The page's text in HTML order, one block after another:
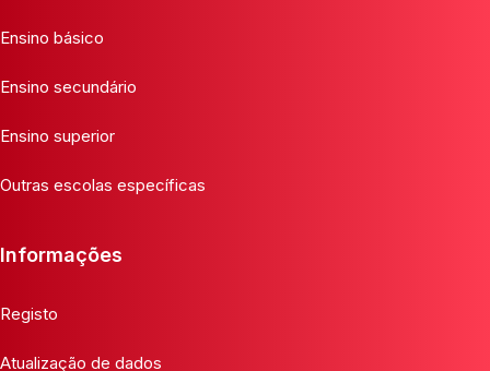
Ensino básico
Ensino secundário
Ensino superior
Outras escolas específicas
Informações
Registo
Atualização de dados